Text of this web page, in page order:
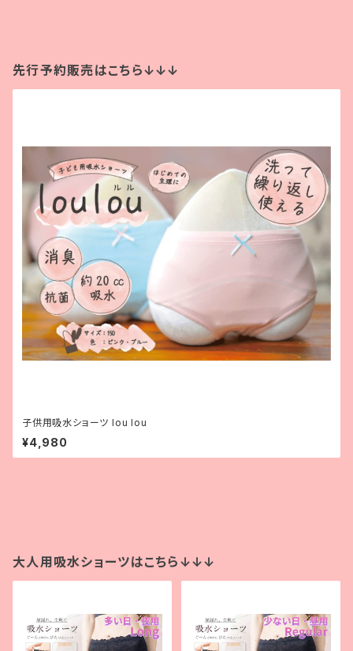
先行予約販売はこちら↓↓↓
子供用吸水ショーツ lou lou
¥4,980
大人用吸水ショーツはこちら↓↓↓